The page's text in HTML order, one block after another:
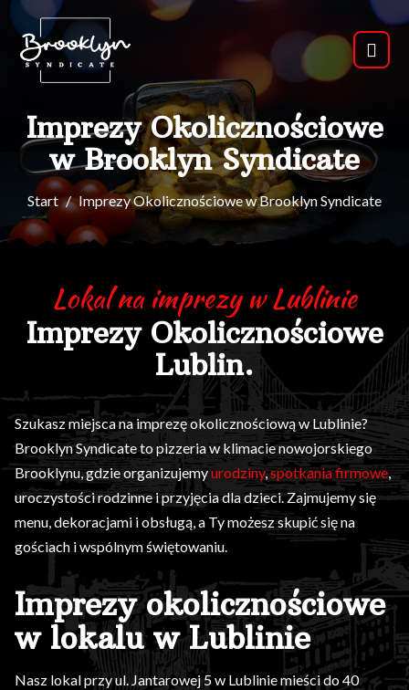
Imprezy Okolicznościowe
w Brooklyn Syndicate
Start Imprezy Okolicznościowe w Brooklyn Syndicate
Lokal na imprezy w Lublinie
Imprezy Okolicznościowe
Lublin.
Szukasz miejsca na imprezę okolicznościową w Lublinie?
Brooklyn Syndicate to pizzeria w klimacie nowojorskiego
Brooklynu, gdzie organizujemyurodziny,spotkania firmowe,
uroczystości rodzinne i przyjęcia dla dzieci. Zajmujemy się
menu, dekoracjami i obsługą, a Ty możesz skupić się na
gościach i wspólnym świętowaniu.
Imprezy okolicznościowe
w lokalu w Lublinie
Nasz lokal przy ul. Jantarowej 5 w Lublinie mieści do 40